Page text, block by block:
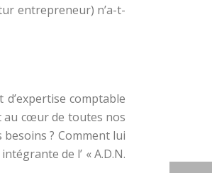
entrepreneur) n’a-t-
d’expertise comptable
au cœur de toutes nos
besoins ? Comment lui
de l’ « A.D.N.